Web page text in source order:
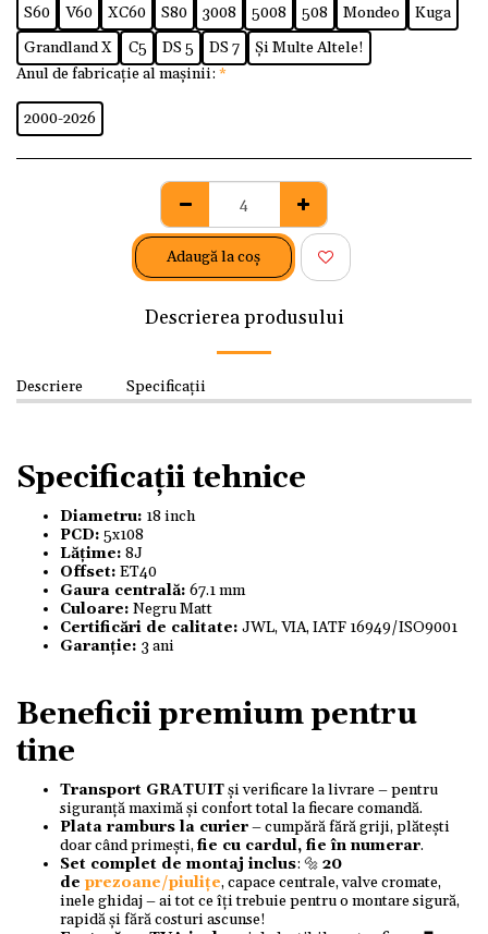
S60 V60 XC60 S80 3008 5008 508 Mondeo
Kuga
Grandland X
C5 DS 5 DS 7
Și Multe Altele!
Anul de fabricație al mașinii: *
2000-2026
Adaugă la coş
Descrierea produsului
Descriere Specificații
Specificații tehnice
Diametru: 18 inch
PCD: 5x108
Lățime: 8J
Offset: ET40
Gaura centrală: 67.1 mm
Culoare: Negru Matt
Certificări de calitate: JWL, VIA, IATF 16949/ISO9001
Garanție: 3 ani
Beneficii premium pentru
tine
Transport GRATUITși verificare la livrare – pentru
siguranță maximă și confort total la fiecare comandă.
Plata ramburs la curier– cumpără fără griji, plătești
doar când primești,fie cu cardul, fie în numerar.
Set complet de montaj inclus: 🔩 20
de prezoane/piulițe, capace centrale, valve cromate,
inele ghidaj – ai tot ce îți trebuie pentru o montare sigură,
rapidă și fără costuri ascunse!